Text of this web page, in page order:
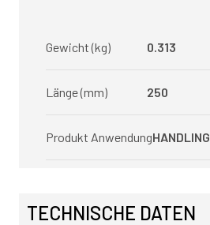
Gewicht (kg) 0.313
Länge (mm) 250
Produkt AnwendungHANDLING
TECHNISCHE DATEN